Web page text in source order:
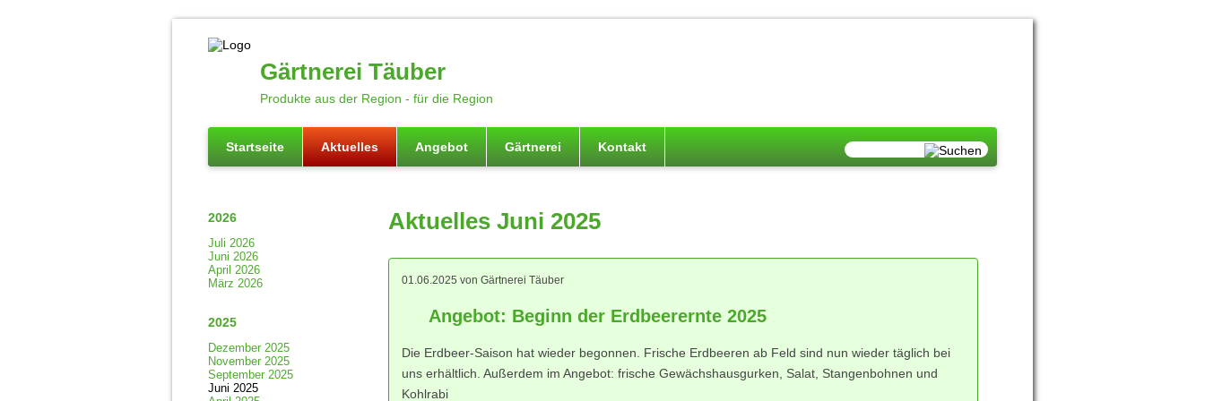
Gärtnerei Täuber
Produkte aus der Region - für die Region
Startseite Aktuelles Angebot Gärtnerei Kontakt
Aktuelles Juni 2025
01.06.2025 von Gärtnerei Täuber
Angebot: Beginn der Erdbeerernte 2025
Die Erdbeer-Saison hat wieder begonnen. Frische Erdbeeren ab Feld sind nun wieder täglich bei
uns erhältlich. Außerdem im Angebot: frische Gewächshausgurken, Salat, Stangenbohnen und
Kohlrabi
2026
Juli 2026
Juni 2026
April 2026
März 2026
2025
Dezember 2025
November 2025
September 2025
Juni 2025